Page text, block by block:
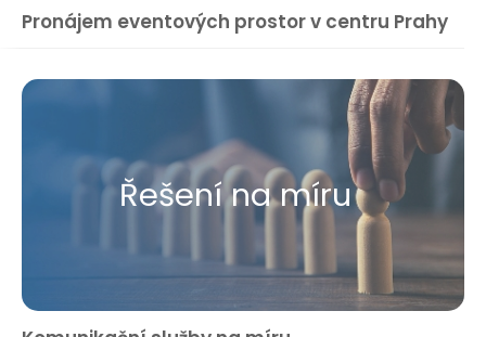
Pronájem eventových prostor v centru Prahy
Řešení na míru